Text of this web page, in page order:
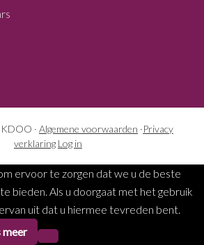
· Algemene voorwaarden ·Privacy
verklaring Log in
ervoor te zorgen dat we u de beste
bieden. Als u doorgaat met het gebruik
uit dat u hiermee tevreden bent.
meer